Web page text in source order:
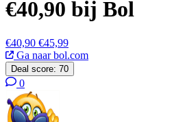
€40,90 bij Bol
€40,90 €45,99
Ga naar bol.com
Deal score: 70
0